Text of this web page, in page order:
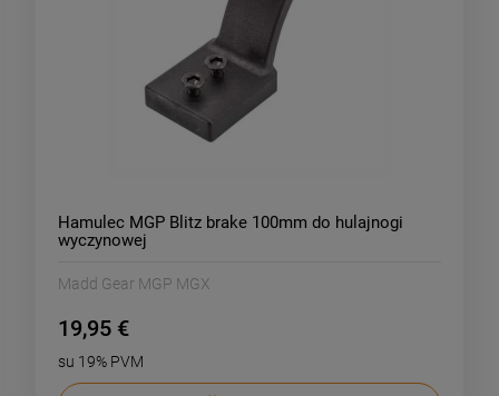
Hamulec MGP Blitz brake 100mm do hulajnogi
wyczynowej
Madd Gear MGP MGX
19,95 €
su 19% PVM